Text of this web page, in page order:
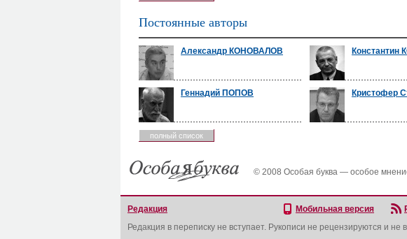
Постоянные авторы
Александр КОНОВАЛОВ Константин
Геннадий ПОПОВ Кристофер
полный список
© 2008 Особая буква — особое
Редакция Мобильная версия
Редакция в переписку не вступает. Рукописи не рецензируются и